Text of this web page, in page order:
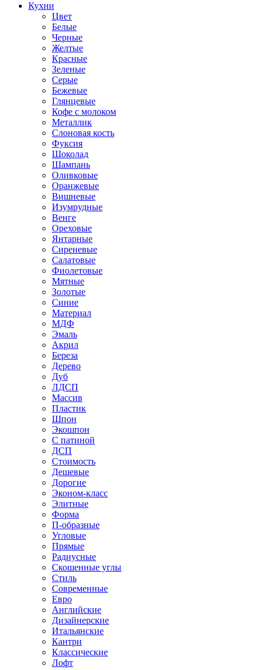
Кухни
Цвет
Белые
Черные
Желтые
Красные
Зеленые
Серые
Бежевые
Глянцевые
Кофе с молоком
Металлик
Слоновая кость
Фуксия
Шоколад
Шампань
Оливковые
Оранжевые
Вишневые
Изумрудные
Венге
Ореховые
Янтарные
Сиреневые
Салатовые
Фиолетовые
Мятные
Золотые
Синие
Материал
МДФ
Эмаль
Акрил
Береза
Дерево
Дуб
ЛДСП
Массив
Пластик
Шпон
Экошпон
С патиной
ДСП
Стоимость
Дешевые
Дорогие
Эконом-класс
Элитные
Форма
П-образные
Угловые
Прямые
Радиусные
Скошенные углы
Стиль
Современные
Евро
Английские
Дизайнерские
Итальянские
Кантри
Классические
Лофт